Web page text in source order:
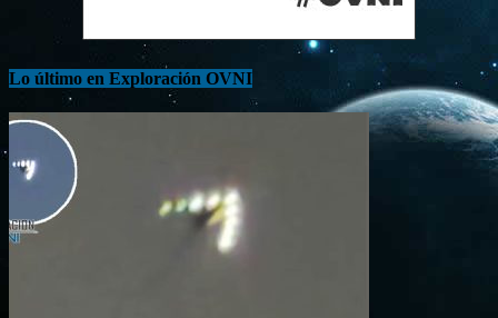
Lo último en Exploración OVNI